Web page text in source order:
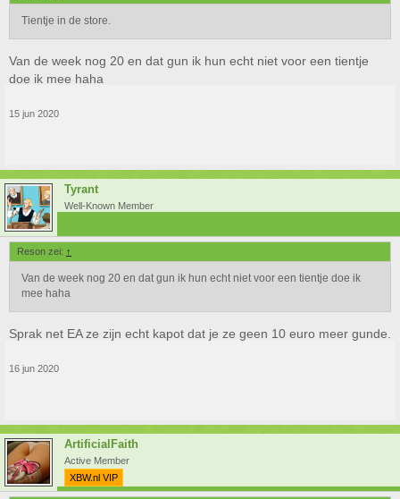
Tientje in de store.
Van de week nog 20 en dat gun ik hun echt niet voor een tientje
doe ik mee haha
15 jun 2020
Tyrant
Well-Known Member
Reson zei: ↑
Van de week nog 20 en dat gun ik hun echt niet voor een tientje doe ik
mee haha
Sprak net EA ze zijn echt kapot dat je ze geen 10 euro meer gunde.
16 jun 2020
ArtificialFaith
Active Member
XBW.nl VIP